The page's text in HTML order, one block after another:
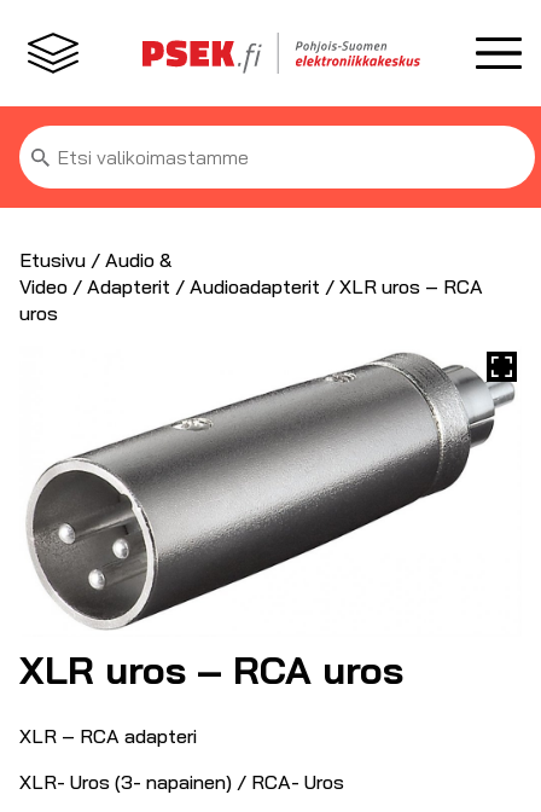
Etsi:
Etusivu / Audio &
Video / Adapterit / Audioadapterit / XLR uros – RCA
uros
XLR uros – RCA uros
XLR – RCA adapteri
XLR- Uros (3- napainen) / RCA- Uros